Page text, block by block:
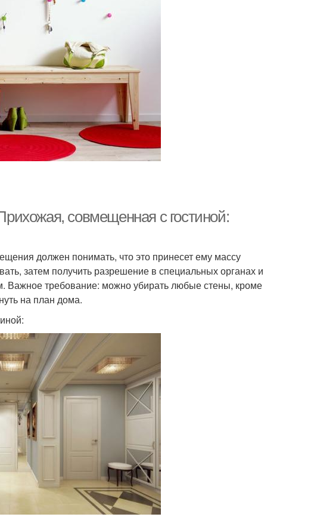
совмещенная с гостиной:
должен понимать, что это принесет ему массу
затем получить разрешение в специальных органах и
Важное требование: можно убирать любые стены, кроме
на план дома.